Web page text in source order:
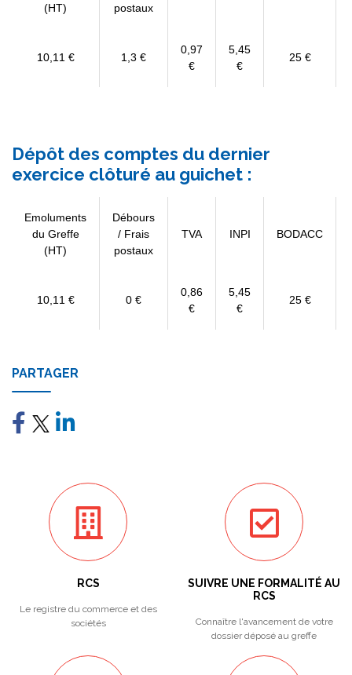
(HT) postaux
10,11 € 1,3 €
0,97
€
5,45
€
25 €
Dépôt des comptes du dernier
exercice clôturé au guichet :
Emoluments
du Greffe
(HT)
Débours
/ Frais
postaux
TVA INPI BODACC
10,11 € 0 €
0,86
€
5,45
€
25 €
PARTAGER
RCS
Le registre du commerce et des
sociétés
SUIVRE UNE FORMALITÉ AU
RCS
Connaître l'avancement de votre
dossier déposé au greffe